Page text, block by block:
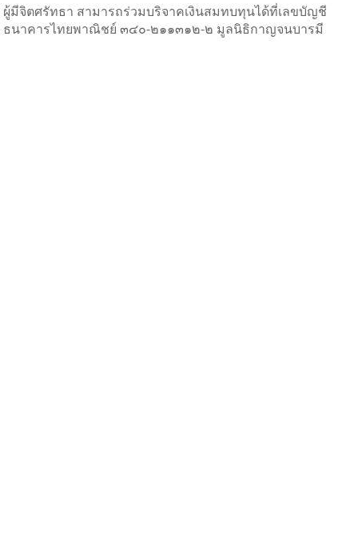
ผู้มีจิตศรัทธา สามารถร่วมบริจาคเงินสมทบทุนได้ที่เลขบัญชี
ธนาคารไทยพาณิชย์ ๓๔๐-๒๑๑๓๑๒-๒ มูลนิธิกาญจนบารมี